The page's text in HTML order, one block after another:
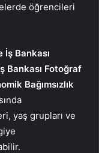
öğrencileri
İş Bankası
Bankası Fotoğraf
Bağımsızlık
yaş grupları ve